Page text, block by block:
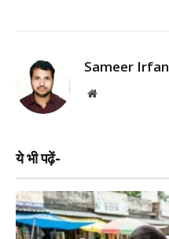
Sameer Irfan
Website
ये भी पढ़ें-